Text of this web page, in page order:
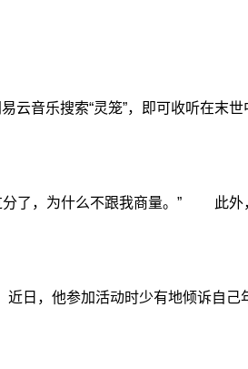
音乐搜索“灵笼”，即可收听在末
分了，为什么不跟我商量。” 此外
，他参加活动时少有地倾诉自己